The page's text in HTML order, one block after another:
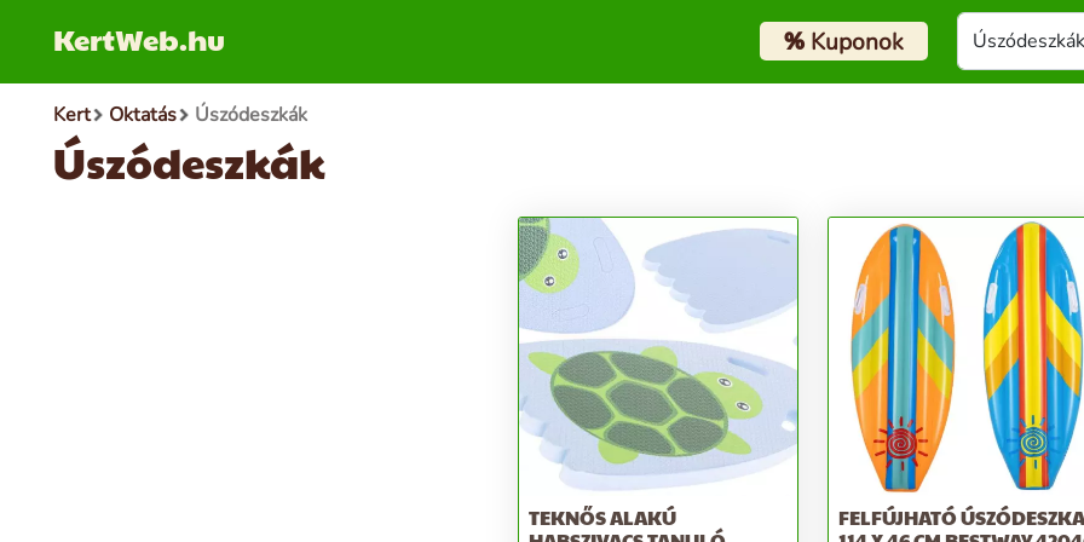
KertWeb.hu %Kuponok
Kert Oktatás Úszódeszkák
Úszódeszkák
TEKNŐS ALAKÚ
FELFÚJHATÓ ÚSZÓDESZKA